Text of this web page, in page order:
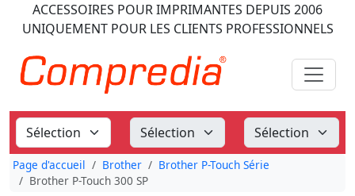
ACCESSOIRES POUR IMPRIMANTES DEPUIS 2006
UNIQUEMENT POUR LES CLIENTS PROFESSIONNELS
Page d'accueil Brother
Brother P-Touch Série
Brother P-Touch 300 SP